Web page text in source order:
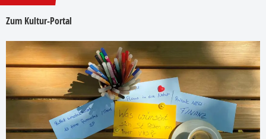
Zum Kultur-Portal